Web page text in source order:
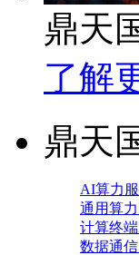
鼎天
了解
鼎天
AI算力
通用算
计算终
数据通